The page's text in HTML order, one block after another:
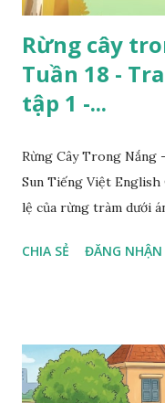
Rừng cây
Tuần 18 -
tập 1 -...
Rừng Cây Trong
Sun Tiếng Việt English
lệ của rừng tràm dưới
CHIA SẺ ĐĂNG NHẬN